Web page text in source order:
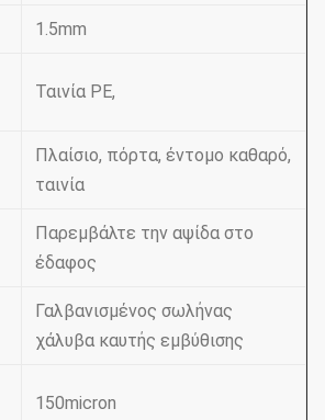
1.5mm
Ταινία PE,
Πλαίσιο, πόρτα, έντομο καθαρό,
ταινία
Παρεμβάλτε την αψίδα στο
έδαφος
Γαλβανισμένος σωλήνας
χάλυβα καυτής εμβύθισης
150micron